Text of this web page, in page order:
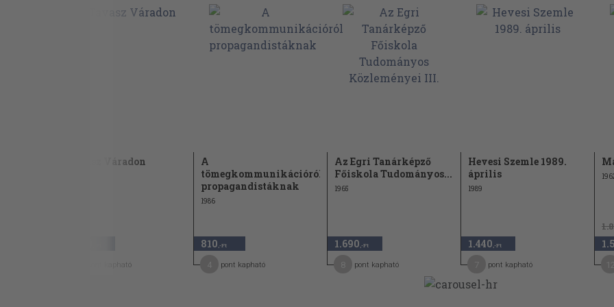
Tavasz Váradon
pont kapható
A
tömegkommunikációról
propagandistáknak
1986
810 ,-Ft
pont kapható
Az Egri Tanárképző
Főiskola Tudományos...
1965
1.690 ,-Ft
pont kapható
Hevesi Szemle 1989.
április
1989
1.440 ,-Ft
pont kapható